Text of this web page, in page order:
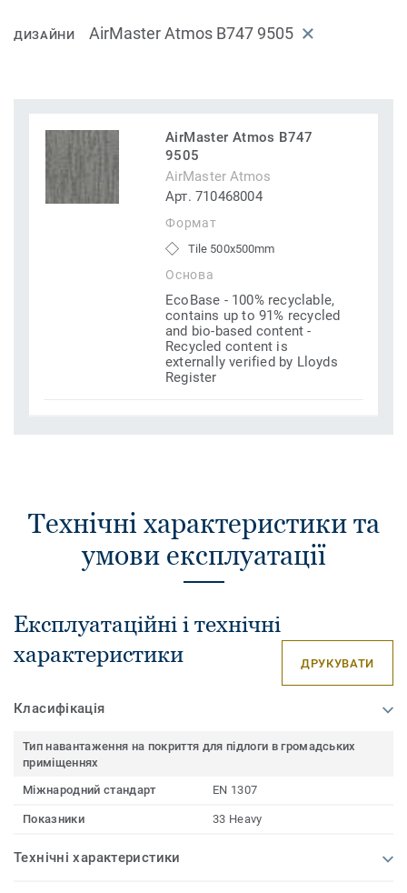
ДИЗАЙНИ AirMaster Atmos B747 9505
AirMaster Atmos B747
9505
AirMaster Atmos
Арт. 710468004
Формат
Tile 500x500mm
Основа
EcoBase - 100% recyclable,
contains up to 91% recycled
and bio-based content -
Recycled content is
externally verified by Lloyds
Register
Технічні характеристики та
умови експлуатації
Експлуатаційні і технічні
характеристики
ДРУКУВАТИ
Класифікація
Тип навантаження на покриття для підлоги в громадських
приміщеннях
Міжнародний стандарт
EN 1307
Показники 33 Heavy
Технічні характеристики